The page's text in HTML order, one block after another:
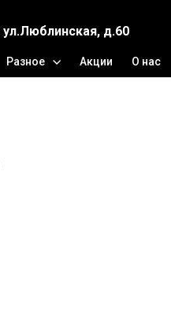
ул.Люблинская, д.60
Разное Акции О нас